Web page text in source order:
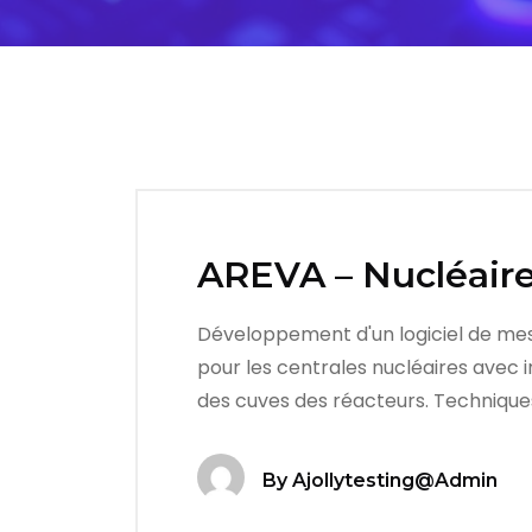
AREVA –
Développement d'un logiciel de
pour les centrales nucléaires avec
des cuves des réacteurs.
ByAjollytesting@admin